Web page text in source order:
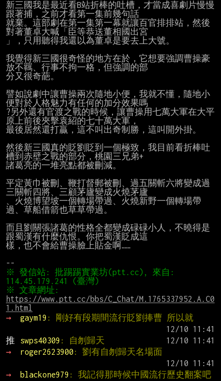
新三國我是最近看B站折棒的吐槽，才當成喜劇片慢慢
跟著捕，之前才看第一集前幾句話
就棄。這部劇在第一集第一幕就讓百官排排站，然後
對著董卓大喊「臣等恭送董相國出宮
」，只用聽得我還以為董卓是要去上大號。
我覺得新三國很奇怪的地方在於，它想要強調曹操豪
放不羈、行事不拘一格，但強調的部
分又很奇葩。
譬如說劇中讓曹操兩次隨地小便，我就不懂，隨地小
便對於人格魅力有任何的加分效果嗎
?另外還有官渡之戰的時候，讓曹操用七萬大軍在大平
原上前後夾擊袁紹的七十萬大軍，
最後居然還打贏，這不叫出奇制勝，這叫開外掛。
然後新三國真的貶劉貶到一個極致，我目前看折棒吐
槽到赤壁之戰的部分，桃園三兄弟+
諸葛亮的一堆亮點都被刪減。
平定黃巾被刪、鞭打督郵被刪、過五關斬六將變成過
三關斬四將、三顧茅廬變成火燒茅廬
、火燒博望坡一個轉場帶過、火燒新野一個轉場帶
過、草船借箭也草草帶過。
而且劉關張諸葛的性格全都變成碌碌小人，不曉得是
跟蜀漢有什麼仇恨。你把蜀漢貶成這
樣，也不會給曹操臉上貼金啊……
※ 發信站: 批踢踢實業坊(ptt.cc), 來自:
https://www.ptt.cc/bbs/C_Chat/M.1765337952.A.C0
1.html
→
gaym19 : 剛好有段期間流行貶劉捧曹 所以就
推
swps40309 : 自刎歸天
→
roger2623900 : 劉有自刎歸天名場面
→
blackone979 : 我記得那時候中國流行歷史翻案吧